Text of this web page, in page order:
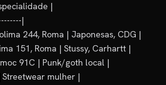
|
|
244, Roma | Japonesas, CDG |
151, Roma | Stussy, Carhartt |
91C | Punk/goth local |
mulher |